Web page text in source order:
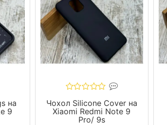
на
9
Чохол Silicone Cover на
Xiaomi Redmi Note 9
Pro/ 9s